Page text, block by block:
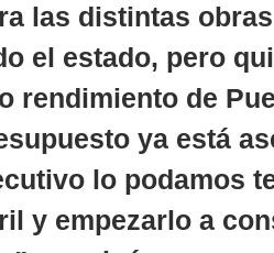
las distintas
el estado, pero
rendimiento de
ya está
lo podamos
y empezarlo a